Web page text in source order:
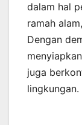
dalam hal
ramah
Dengan
juga
lingkungan.